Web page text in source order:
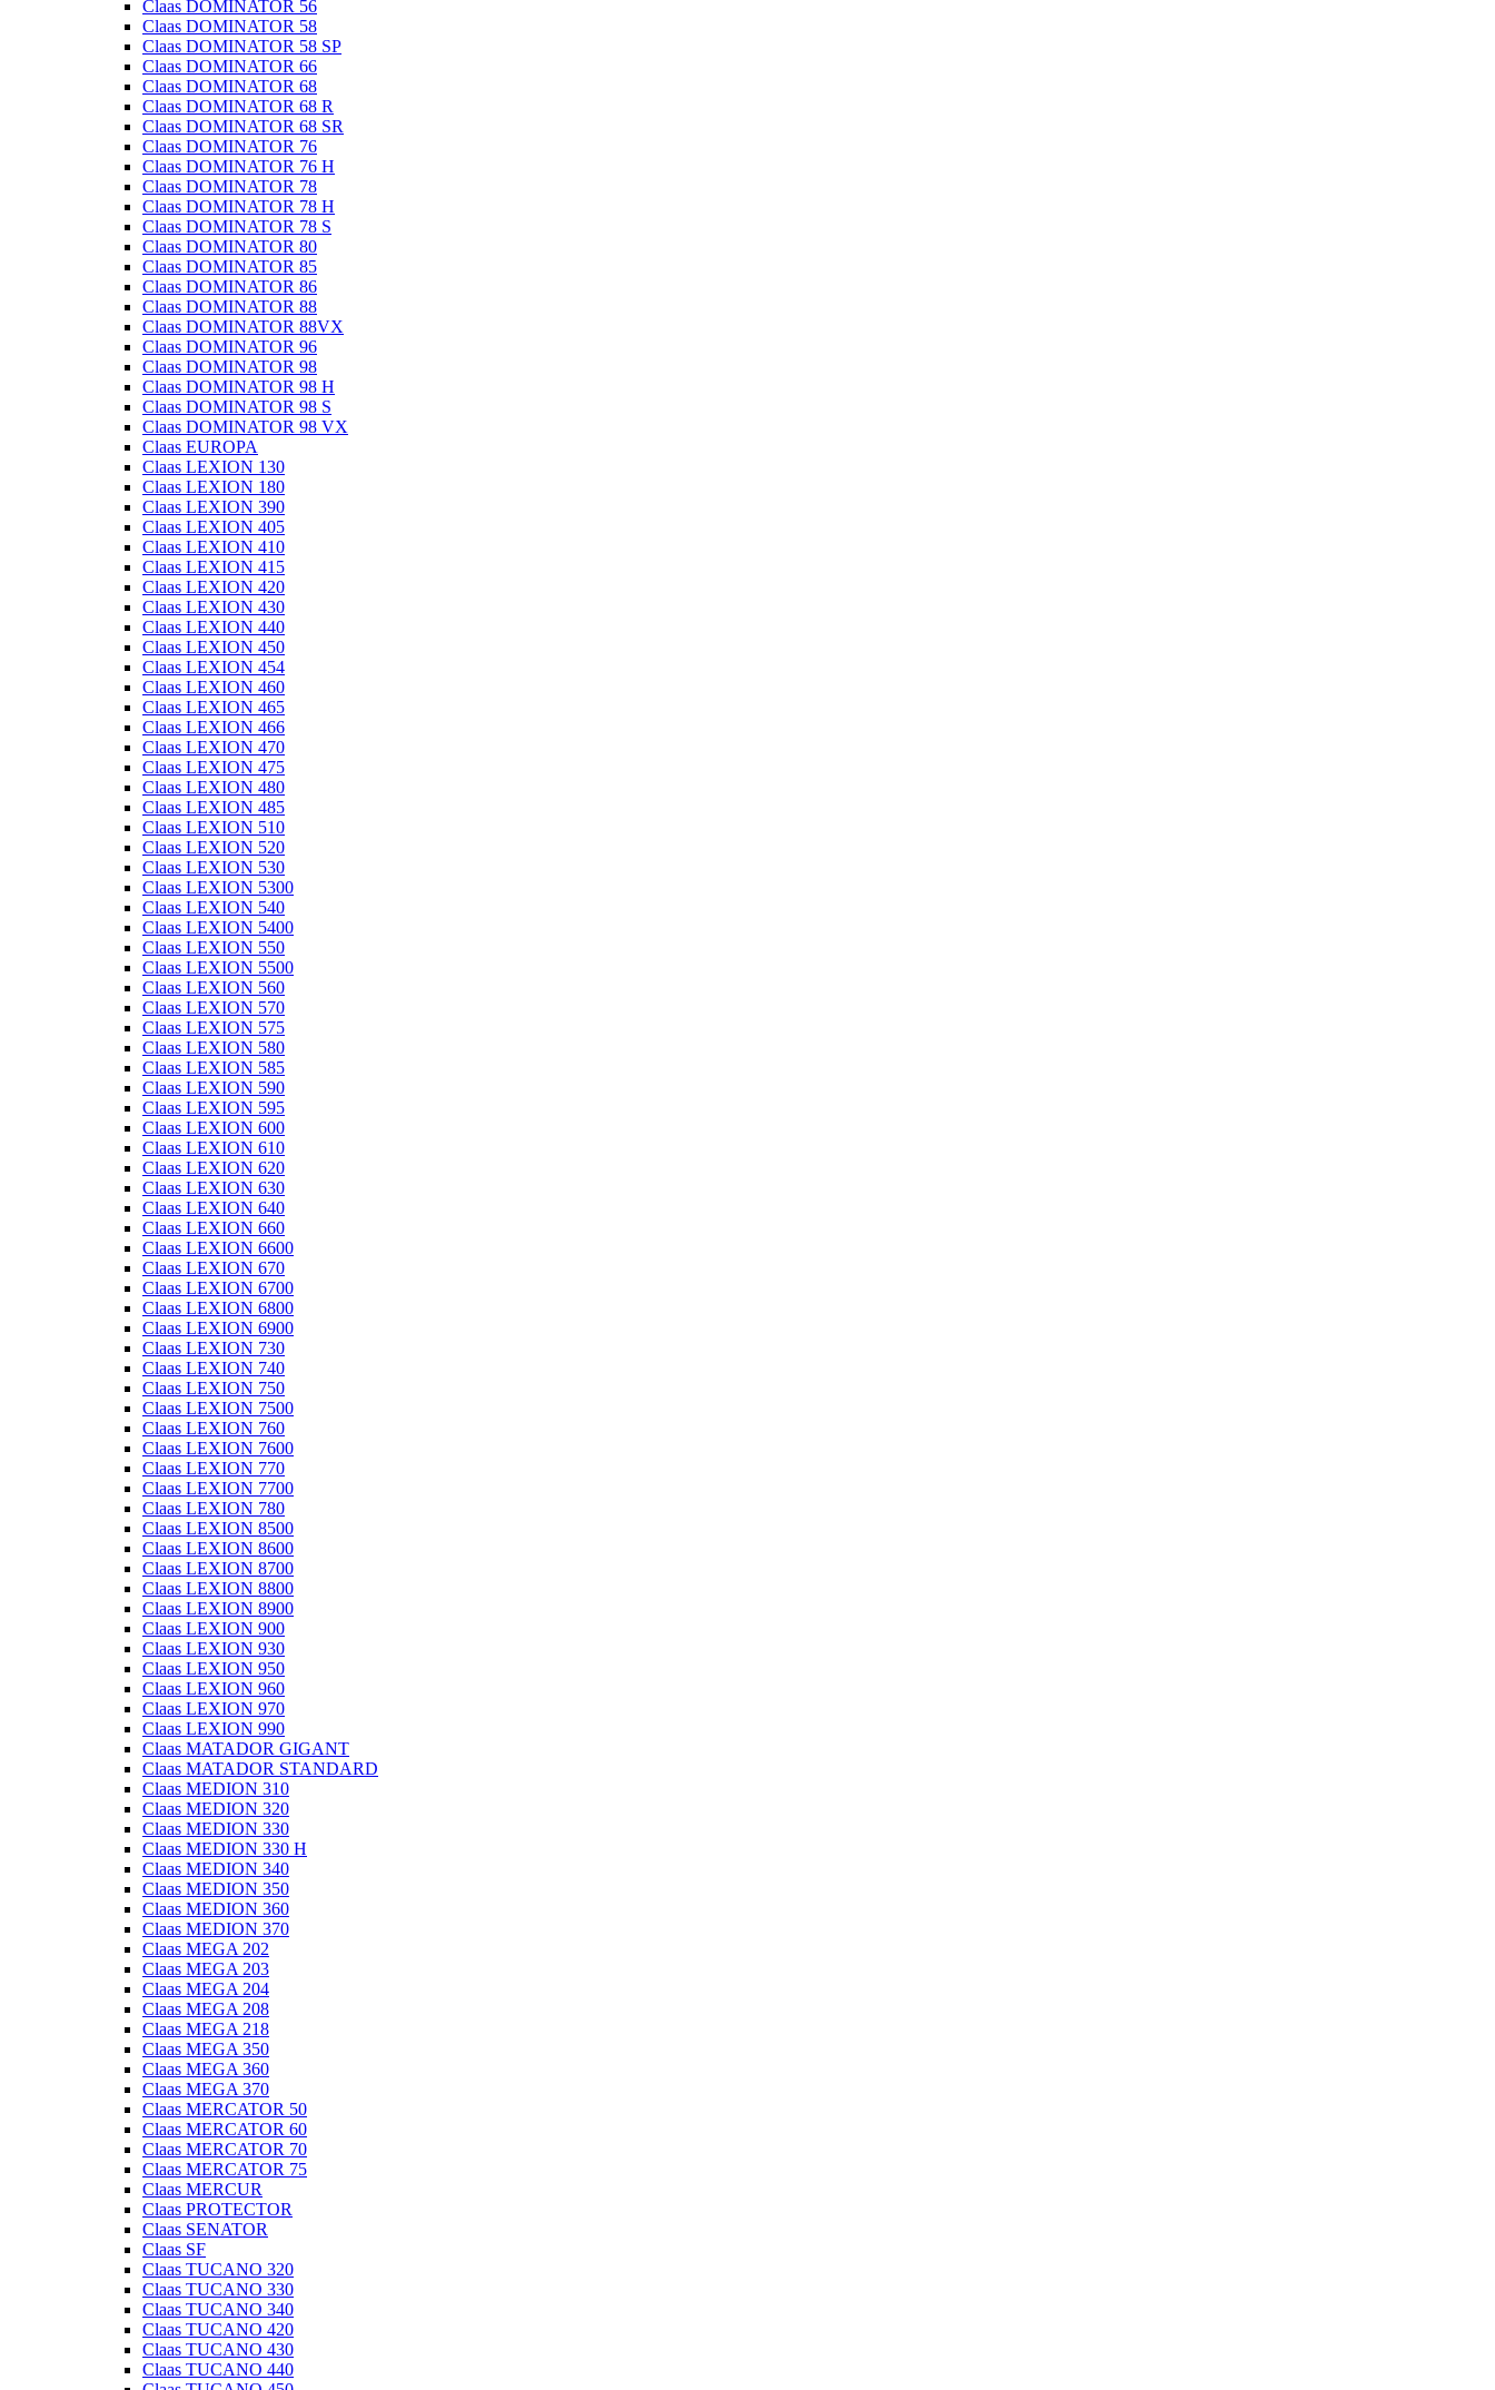
Claas DOMINATOR 56
Claas DOMINATOR 58
Claas DOMINATOR 58 SP
Claas DOMINATOR 66
Claas DOMINATOR 68
Claas DOMINATOR 68 R
Claas DOMINATOR 68 SR
Claas DOMINATOR 76
Claas DOMINATOR 76 H
Claas DOMINATOR 78
Claas DOMINATOR 78 H
Claas DOMINATOR 78 S
Claas DOMINATOR 80
Claas DOMINATOR 85
Claas DOMINATOR 86
Claas DOMINATOR 88
Claas DOMINATOR 88VX
Claas DOMINATOR 96
Claas DOMINATOR 98
Claas DOMINATOR 98 H
Claas DOMINATOR 98 S
Claas DOMINATOR 98 VX
Claas EUROPA
Claas LEXION 130
Claas LEXION 180
Claas LEXION 390
Claas LEXION 405
Claas LEXION 410
Claas LEXION 415
Claas LEXION 420
Claas LEXION 430
Claas LEXION 440
Claas LEXION 450
Claas LEXION 454
Claas LEXION 460
Claas LEXION 465
Claas LEXION 466
Claas LEXION 470
Claas LEXION 475
Claas LEXION 480
Claas LEXION 485
Claas LEXION 510
Claas LEXION 520
Claas LEXION 530
Claas LEXION 5300
Claas LEXION 540
Claas LEXION 5400
Claas LEXION 550
Claas LEXION 5500
Claas LEXION 560
Claas LEXION 570
Claas LEXION 575
Claas LEXION 580
Claas LEXION 585
Claas LEXION 590
Claas LEXION 595
Claas LEXION 600
Claas LEXION 610
Claas LEXION 620
Claas LEXION 630
Claas LEXION 640
Claas LEXION 660
Claas LEXION 6600
Claas LEXION 670
Claas LEXION 6700
Claas LEXION 6800
Claas LEXION 6900
Claas LEXION 730
Claas LEXION 740
Claas LEXION 750
Claas LEXION 7500
Claas LEXION 760
Claas LEXION 7600
Claas LEXION 770
Claas LEXION 7700
Claas LEXION 780
Claas LEXION 8500
Claas LEXION 8600
Claas LEXION 8700
Claas LEXION 8800
Claas LEXION 8900
Claas LEXION 900
Claas LEXION 930
Claas LEXION 950
Claas LEXION 960
Claas LEXION 970
Claas LEXION 990
Claas MATADOR GIGANT
Claas MATADOR STANDARD
Claas MEDION 310
Claas MEDION 320
Claas MEDION 330
Claas MEDION 330 H
Claas MEDION 340
Claas MEDION 350
Claas MEDION 360
Claas MEDION 370
Claas MEGA 202
Claas MEGA 203
Claas MEGA 204
Claas MEGA 208
Claas MEGA 218
Claas MEGA 350
Claas MEGA 360
Claas MEGA 370
Claas MERCATOR 50
Claas MERCATOR 60
Claas MERCATOR 70
Claas MERCATOR 75
Claas MERCUR
Claas PROTECTOR
Claas SENATOR
Claas SF
Claas TUCANO 320
Claas TUCANO 330
Claas TUCANO 340
Claas TUCANO 420
Claas TUCANO 430
Claas TUCANO 440